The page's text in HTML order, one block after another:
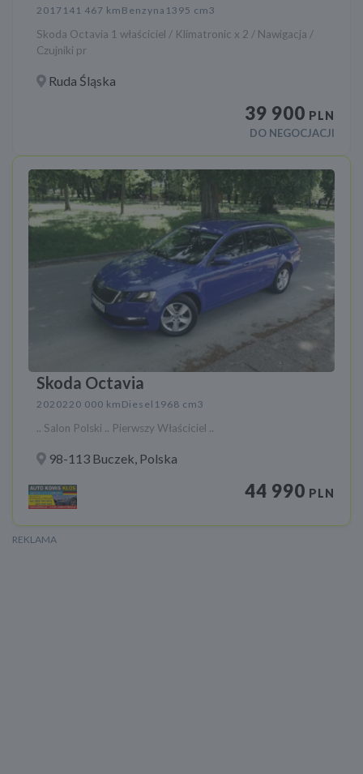
2017 141 467 km Benzyna 1395 cm3
Skoda Octavia 1 właściciel / Klimatronic x 2 / Nawigacja /
Czujniki pr
Ruda Śląska
39 900 PLN
DO NEGOCJACJI
Skoda Octavia
2020220 000 km Diesel 1968 cm3
.. Salon Polski .. Pierwszy Właściciel ..
98-113 Buczek, Polska
44 990 PLN